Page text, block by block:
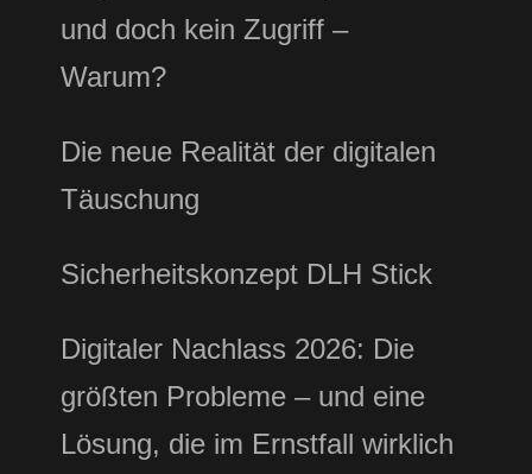
und doch kein Zugriff –
Warum?
Die neue Realität der digitalen
Täuschung
Sicherheitskonzept DLH Stick
Digitaler Nachlass 2026: Die
größten Probleme – und eine
Lösung, die im Ernstfall wirklich